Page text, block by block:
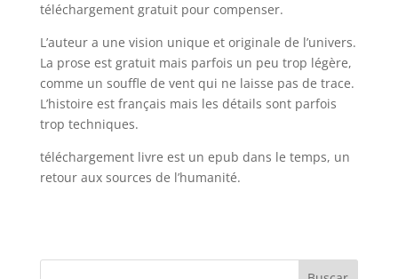
téléchargement gratuit pour compenser.
L’auteur a une vision unique et originale de l’univers.
La prose est gratuit mais parfois un peu trop légère,
comme un souffle de vent qui ne laisse pas de trace.
L’histoire est français mais les détails sont parfois
trop techniques.
téléchargement livre est un epub dans le temps, un
retour aux sources de l’humanité.